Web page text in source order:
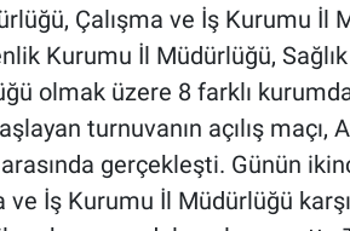
Çalışma ve İş Kurumu İl
Kurumu İl Müdürlüğü,
olmak üzere 8 farklı
turnuvanın açılış maçı,
gerçekleşti. Günün
ve İş Kurumu İl Müdürlüğü